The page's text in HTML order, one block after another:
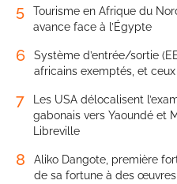
5
Tourisme en Afrique du
avance face à l’Égypte
6
Système d’entrée/sortie
africains exemptés, et
7
Les USA délocalisent
gabonais vers Yaoundé et
Libreville
8
Aliko Dangote, première
de sa fortune à des